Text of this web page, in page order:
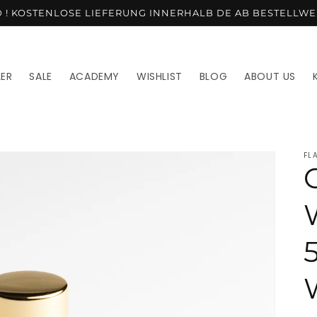
! KOSTENLOSE LIEFERUNG INNERHALB DE AB
SALE ACADEMY WISHLIST BLOG ABOUT US